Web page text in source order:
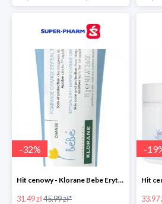
-32%
Hit cenowy - Klorane Bebe Eryteal 3w1
31.49 zł45.99 zł*
-19
33.97